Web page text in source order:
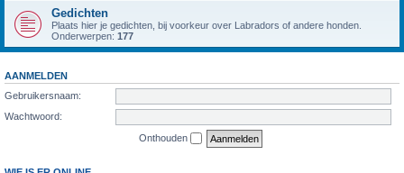
Gedichten
Plaats hier je gedichten, bij voorkeur over Labradors of andere honden.
Onderwerpen: 177
AANMELDEN
Gebruikersnaam:
Wachtwoord:
Onthouden